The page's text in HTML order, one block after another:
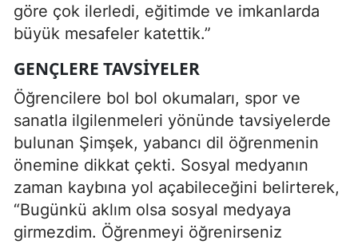
göre çok ilerledi, eğitimde ve imkanlarda
büyük mesafeler katettik.”
GENÇLERE TAVSIYELER
Öğrencilere bol bol okumaları, spor ve
sanatla ilgilenmeleri yönünde tavsiyelerde
bulunan Şimşek, yabancı dil öğrenmenin
önemine dikkat çekti. Sosyal medyanın
zaman kaybına yol açabileceğini belirterek,
“Bugünkü aklım olsa sosyal medyaya
girmezdim. Öğrenmeyi öğrenirseniz